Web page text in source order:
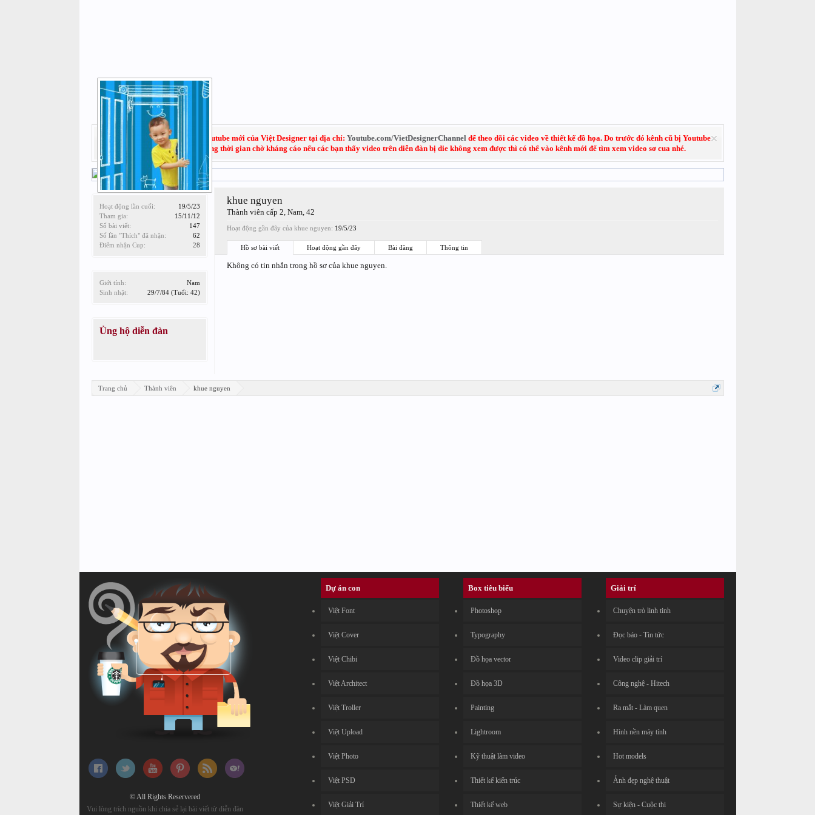
Hãy đăng ký subscribe kênh Youtube mới của Việt Designer tại địa chỉ: Youtube.com/VietDesignerChannel để theo dõi các video về thiết kế đồ họa. Do trước đó kênh cũ bị Youtube
quét không rõ lý do, trong thời gian chờ kháng cáo nếu các bạn thấy video trên diễn đàn bị die không xem được thì có thể vào kênh mới để tìm xem video sơ cua nhé.
Hoạt động lần cuối:
19/5/23
Tham gia:
15/11/12
Số bài viết:
147
Số lần "Thích" đã nhận:
62
Điểm nhận Cup:
28
Giới tính:
Nam
Sinh nhật:
29/7/84 (Tuổi: 42)
Ủng hộ diễn đàn
khue nguyen
Thành viên cấp 2, Nam, 42
Hoạt động gần đây của khue nguyen: 19/5/23
Hồ sơ bài viết Hoạt động gần đây Bài đăng Thông tin
Không có tin nhắn trong hồ sơ của khue nguyen.
Trang chủ Thành viên khue nguyen
© All Rights Reservered
Vui lòng trích nguồn khi chia sẻ lại bài viết từ diễn đàn
Dự án con
Việt Font
Việt Cover
Việt Chibi
Việt Architect
Việt Troller
Việt Upload
Việt Photo
Việt PSD
Việt Giải Trí
Box tiêu biểu
Photoshop
Typography
Đồ họa vector
Đồ họa 3D
Painting
Lightroom
Kỹ thuật làm video
Thiết kế kiến trúc
Thiết kế web
Giải trí
Chuyện trò linh tinh
Đọc báo - Tin tức
Video clip giải trí
Công nghệ - Hitech
Ra mắt - Làm quen
Hình nền máy tính
Hot models
Ảnh đẹp nghệ thuật
Sự kiện - Cuộc thi